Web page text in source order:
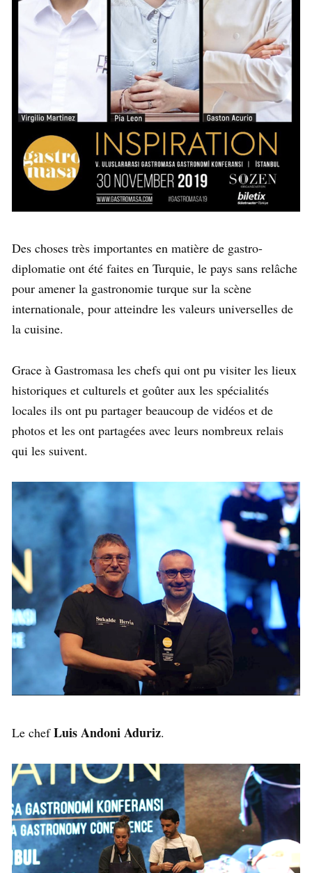
Des choses très importantes en matière de gastro-
diplomatie ont été faites en Turquie, le pays sans relâche
pour amener la gastronomie turque sur la scène
internationale, pour atteindre les valeurs universelles de
la cuisine.
Grace à Gastromasa les chefs qui ont pu visiter les lieux
historiques et culturels et goûter aux les spécialités
locales ils ont pu partager beaucoup de vidéos et de
photos et les ont partagées avec leurs nombreux relais
qui les suivent.
Le chefLuis Andoni Aduriz.